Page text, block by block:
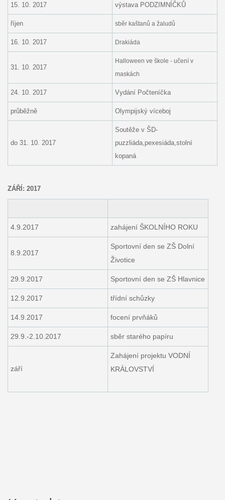
15. 10. 2017 výstava PODZIMNÍČKŮ
říjen sběr kaštanů a žaludů
16. 10. 2017 Drakiáda
31. 10. 2017
Halloween ve škole - učení v
maskách
24. 10. 2017 Vydání Počteníčka
průběžně Olympijský víceboj
do 31. 10. 2017
Soutěže v ŠD-
puzzliáda,pexesiáda,stolní
kopaná
ZÁŘÍ: 2017
4.9.2017 zahájení ŠKOLNÍHO ROKU
8.9.2017
Sportovní den se ZŠ Dolní
Životice
29.9.2017 Sportovní den se ZŠ Hlavnice
12.9.2017 třídní schůzky
14.9.2017 focení prvňáků
29.9.-2.10.2017 sběr starého papíru
září
Zahájení projektu VODNÍ
KRÁLOVSTVÍ